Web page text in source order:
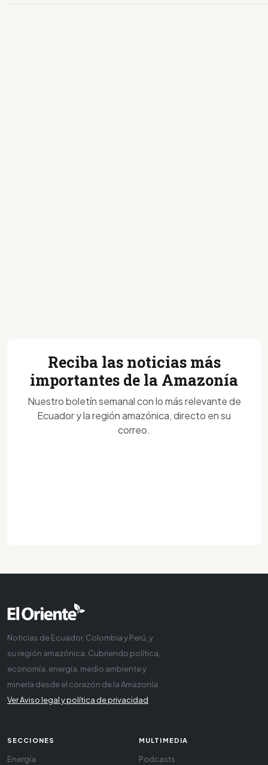
Reciba las noticias más
importantes de la Amazonía
Nuestro boletín semanal con lo más relevante de
Ecuador y la región amazónica, directo en su
correo.
Noticias de Ecuador, Colombia y Perú, y
su región amazónica. Cubriendo política,
economía, energía, medio ambiente y
minería desde el corazón de la Amazonía
Ver Aviso legal y política de privacidad
SECCIONES
Energía
MULTIMEDIA
Podcasts